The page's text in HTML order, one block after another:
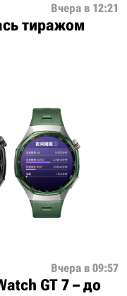
Вчера в 12:21
тиражом
Вчера в 09:57
GT 7 – до